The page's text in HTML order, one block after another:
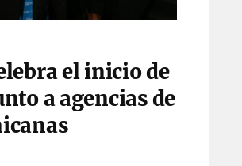
el inicio de
a agencias de